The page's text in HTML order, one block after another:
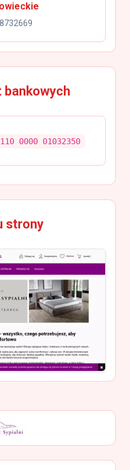
bankowych
0000 01032350
strony